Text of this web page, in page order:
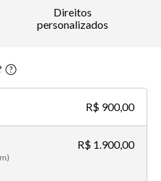
Direitos
personalizados
R$ 900,00
R$ 1.900,00